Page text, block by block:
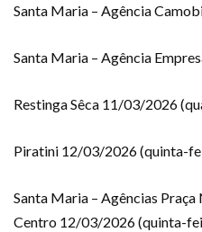
Santa Maria – Agência
Santa Maria – Agência
Restinga Sêca 11/03/2026
Piratini 12/03/2026 (quinta-
Santa Maria – Agências
Centro 12/03/2026 (quinta-